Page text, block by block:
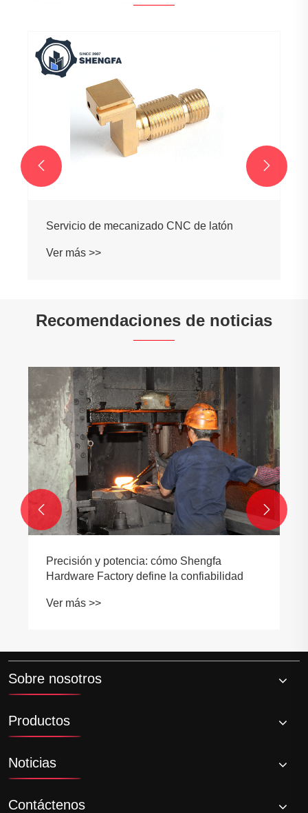
Servicio de mecanizado CNC de latón
Ver más >>
 
Recomendaciones de noticias
Precisión y potencia: cómo Shengfa
Hardware Factory define la confiabilidad
Ver más >>
 
Sobre nosotros
Productos
Noticias
Contáctenos